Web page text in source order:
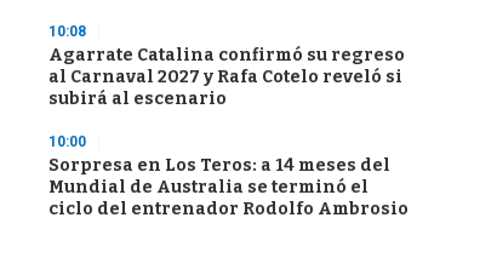
10:08
Agarrate Catalina confirmó su regreso
al Carnaval 2027 y Rafa Cotelo reveló si
subirá al escenario
10:00
Sorpresa en Los Teros: a 14 meses del
Mundial de Australia se terminó el
ciclo del entrenador Rodolfo Ambrosio